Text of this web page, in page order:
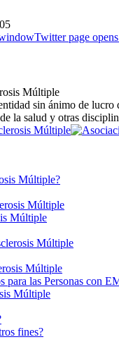
Twitter page
Múltiple
sin ánimo de lucro
la salud y otras
Múltiple?
Múltiple
Múltiple
Múltiple
Múltiple
para las Personas con
Múltiple
fines?